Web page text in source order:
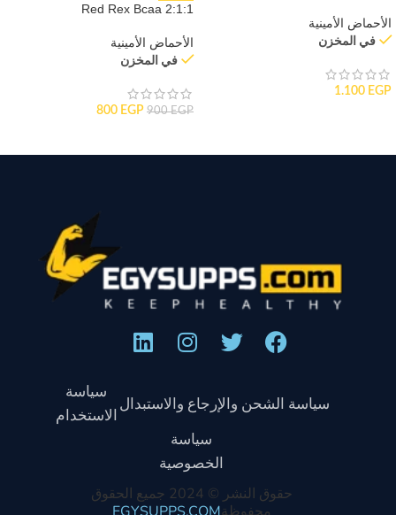
الأحماض الأمينية
في المخزن
1.100 EGP
Red Rex Bcaa 2:1:1
الأحماض الأمينية
في المخزن
900EGP
800 EGP
سياسة الشحن والإرجاع والاستبدال
سياسة
الاستخدام
سياسة
الخصوصية
حقوق النشر © 2024 جميع الحقوق